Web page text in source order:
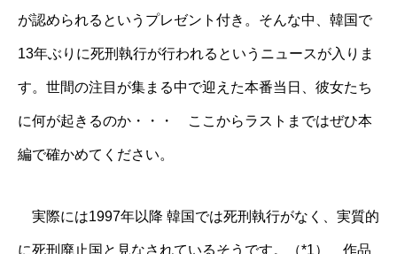
が認められるというプレゼント付き。そんな中、韓国で
13年ぶりに死刑執行が行われるというニュースが入りま
す。世間の注目が集まる中で迎えた本番当日、彼女たち
に何が起きるのか・・・ ここからラストまではぜひ本
編で確かめてください。
実際には1997年以降 韓国では死刑執行がなく、実質的
に死刑廃止国と見なされているそうです。（*1） 作品